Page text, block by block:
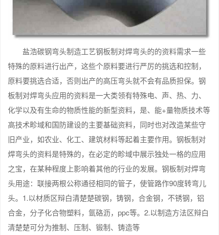
盐浩碳钢弯头制造工艺钢板制对焊弯头的的资料需求一些
特殊的原料进行出产，这些个原料要进行严厉的挑选和控制，
原料要挑选合适，否则出产的高压弯头就不会有品质担保。钢
板制对焊弯头应用的资料是一大类领有特殊电、声、热、力、
化学以及有生命的物质性能的新型资料，是、能+量物质技术等
高技术畛域和国防建设的主要基础资料，同时也对改造某些守
旧产业，如农业、化工、建筑材料等起着主要作用。钢板制对
焊弯头的资料是特殊的，在必定的畛域中展示独处一格的应用
之宝，在某种程度上影响着其他的行业的发展。钢板制对焊弯
头用途：联接两根公称通径相同的管子，使管路作90度转弯儿
头。1.以材质区辩白清楚楚碳钢，铸钢，合金钢，不锈钢，铝
合金，分子化合物塑料，氩硌沥，ppc等。2.以制造方法区辩白
清楚楚可分为推制、压制、锻制、铸造等